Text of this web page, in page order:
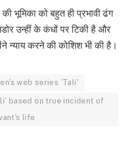
भूमिका को बहुत ही प्रभावी ढंग
उन्हीं के कंधों पर टिकी है और
न्याय करने की कोशिश भी की है।
web series 'Tali'
based on true incident of
life